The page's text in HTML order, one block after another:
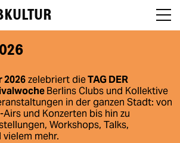
About
FAQs
Festivalwoche
2026zelebriert dieTAG DER
Berlins Clubs und Kollektive
in der ganzen Stadt: von
und Konzerten bis hin zu
Workshops, Talks,
mehr.